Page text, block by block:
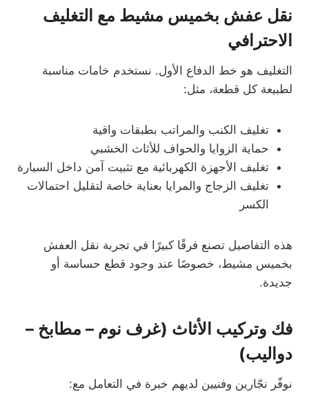
نقل عفش بخميس مشيط مع التغليف
الاحترافي
التغليف هو خط الدفاع الأول. نستخدم خامات مناسبة
لطبيعة كل قطعة، مثل:
تغليف الكنب والمراتب بطبقات واقية
حماية الزوايا والحواف للأثاث الخشبي
تغليف الأجهزة الكهربائية مع تثبيت آمن داخل السيارة
تغليف الزجاج والمرايا بعناية خاصة لتقليل احتمالات
الكسر
هذه التفاصيل تصنع فرقًا كبيرًا في تجربة نقل العفش
بخميس مشيط، خصوصًا عند وجود قطع حساسة أو
جديدة.
فك وتركيب الأثاث (غرف نوم – مطابخ –
دواليب)
نوفّر نجّارين وفنيين لديهم خبرة في التعامل مع: